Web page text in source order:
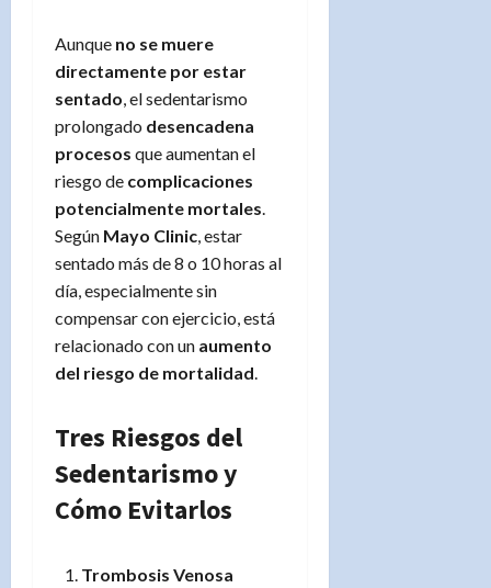
Aunque no se muere
directamente por estar
sentado , el sedentarismo
prolongado desencadena
procesos que aumentan el
riesgo de complicaciones
potencialmente mortales
Según Mayo Clinic , estar
sentado más de 8 o 10 horas al
día, especialmente sin
compensar con ejercicio, está
relacionado con un aumento
del riesgo de mortalidad
Tres Riesgos del
Sedentarismo y
Cómo Evitarlos
Trombosis Venosa